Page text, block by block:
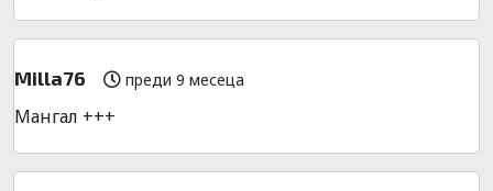
Milla76 преди 9 месеца
Мангал +++